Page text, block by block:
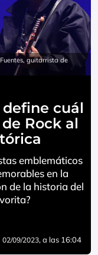
guitarrista de
cuál
Rock al
emblemáticos
en la
de la historia del
02/09/2023, a las 16:04